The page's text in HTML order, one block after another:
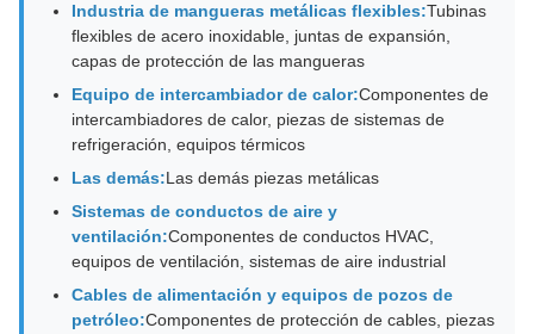
Industria de mangueras metálicas flexibles:Tubinas
flexibles de acero inoxidable, juntas de expansión,
capas de protección de las mangueras
Equipo de intercambiador de calor:Componentes de
intercambiadores de calor, piezas de sistemas de
refrigeración, equipos térmicos
Las demás:Las demás piezas metálicas
Sistemas de conductos de aire y
ventilación:Componentes de conductos HVAC,
equipos de ventilación, sistemas de aire industrial
Cables de alimentación y equipos de pozos de
petróleo:Componentes de protección de cables, piezas